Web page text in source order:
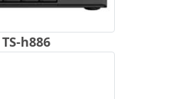
TS-h886